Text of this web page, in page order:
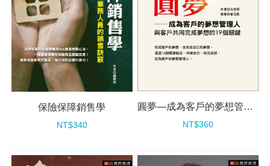
保險保障銷售學
NT$340
圓夢—成為客戶的夢想管理人
NT$360